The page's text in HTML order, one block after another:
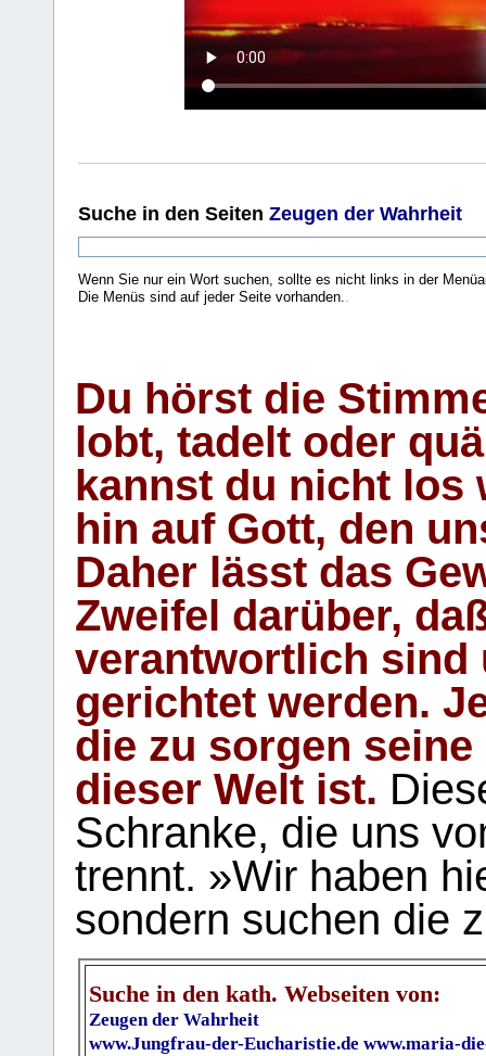
Suche in den Seiten Zeugen der Wahrheit
Wenn Sie nur ein Wort suchen, sollte es nicht links in der
Die Menüs sind auf jeder Seite vorhanden.
Du hörst die
lobt, tadelt oder
kannst du nicht los
hin auf Gott, den
Daher lässt das
Zweifel darüber,
verantwortlich sind
gerichtet werden.
die zu sorgen
dieser Welt ist.
Schranke, die uns
trennt. »Wir haben
sondern suchen die
Suche in den kath. Webseiten von:
Zeugen der Wahrheit
www.Jungfrau-der-Eucharistie.de www.maria-